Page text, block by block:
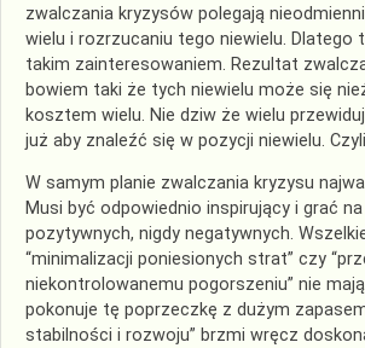
zwalczania kryzysów polegają
wielu i rozrzucaniu tego niewielu. Dlatego
takim zainteresowaniem. Rezultat
bowiem taki że tych niewielu może się
kosztem wielu. Nie dziw że wielu
już aby znaleźć się w pozycji niewielu.
W samym planie zwalczania kryzysu
Musi być odpowiednio inspirujący i grać
pozytywnych, nigdy negatywnych.
“minimalizacji poniesionych strat” czy
niekontrolowanemu pogorszeniu” nie
pokonuje tę poprzeczkę z dużym
stabilności i rozwoju” brzmi wręcz